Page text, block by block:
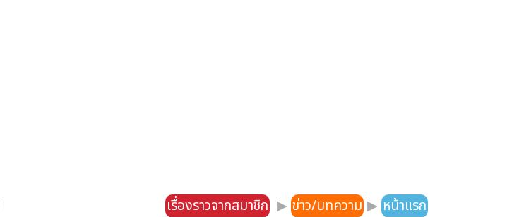
เรื่องราวจากสมาชิก ▶ ข่าว/บทความ ▶ หน้าแรก